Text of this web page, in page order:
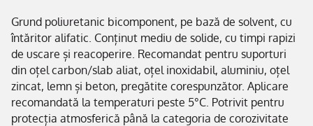
Grund poliuretanic bicomponent, pe bază de solvent, cu
întăritor alifatic. Conținut mediu de solide, cu timpi rapizi
de uscare și reacoperire. Recomandat pentru suporturi
din oțel carbon/slab aliat, oțel inoxidabil, aluminiu, oțel
zincat, lemn și beton, pregătite corespunzător. Aplicare
recomandată la temperaturi peste 5°C. Potrivit pentru
protecția atmosferică până la categoria de corozivitate